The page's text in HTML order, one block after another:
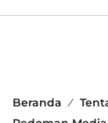
Beranda